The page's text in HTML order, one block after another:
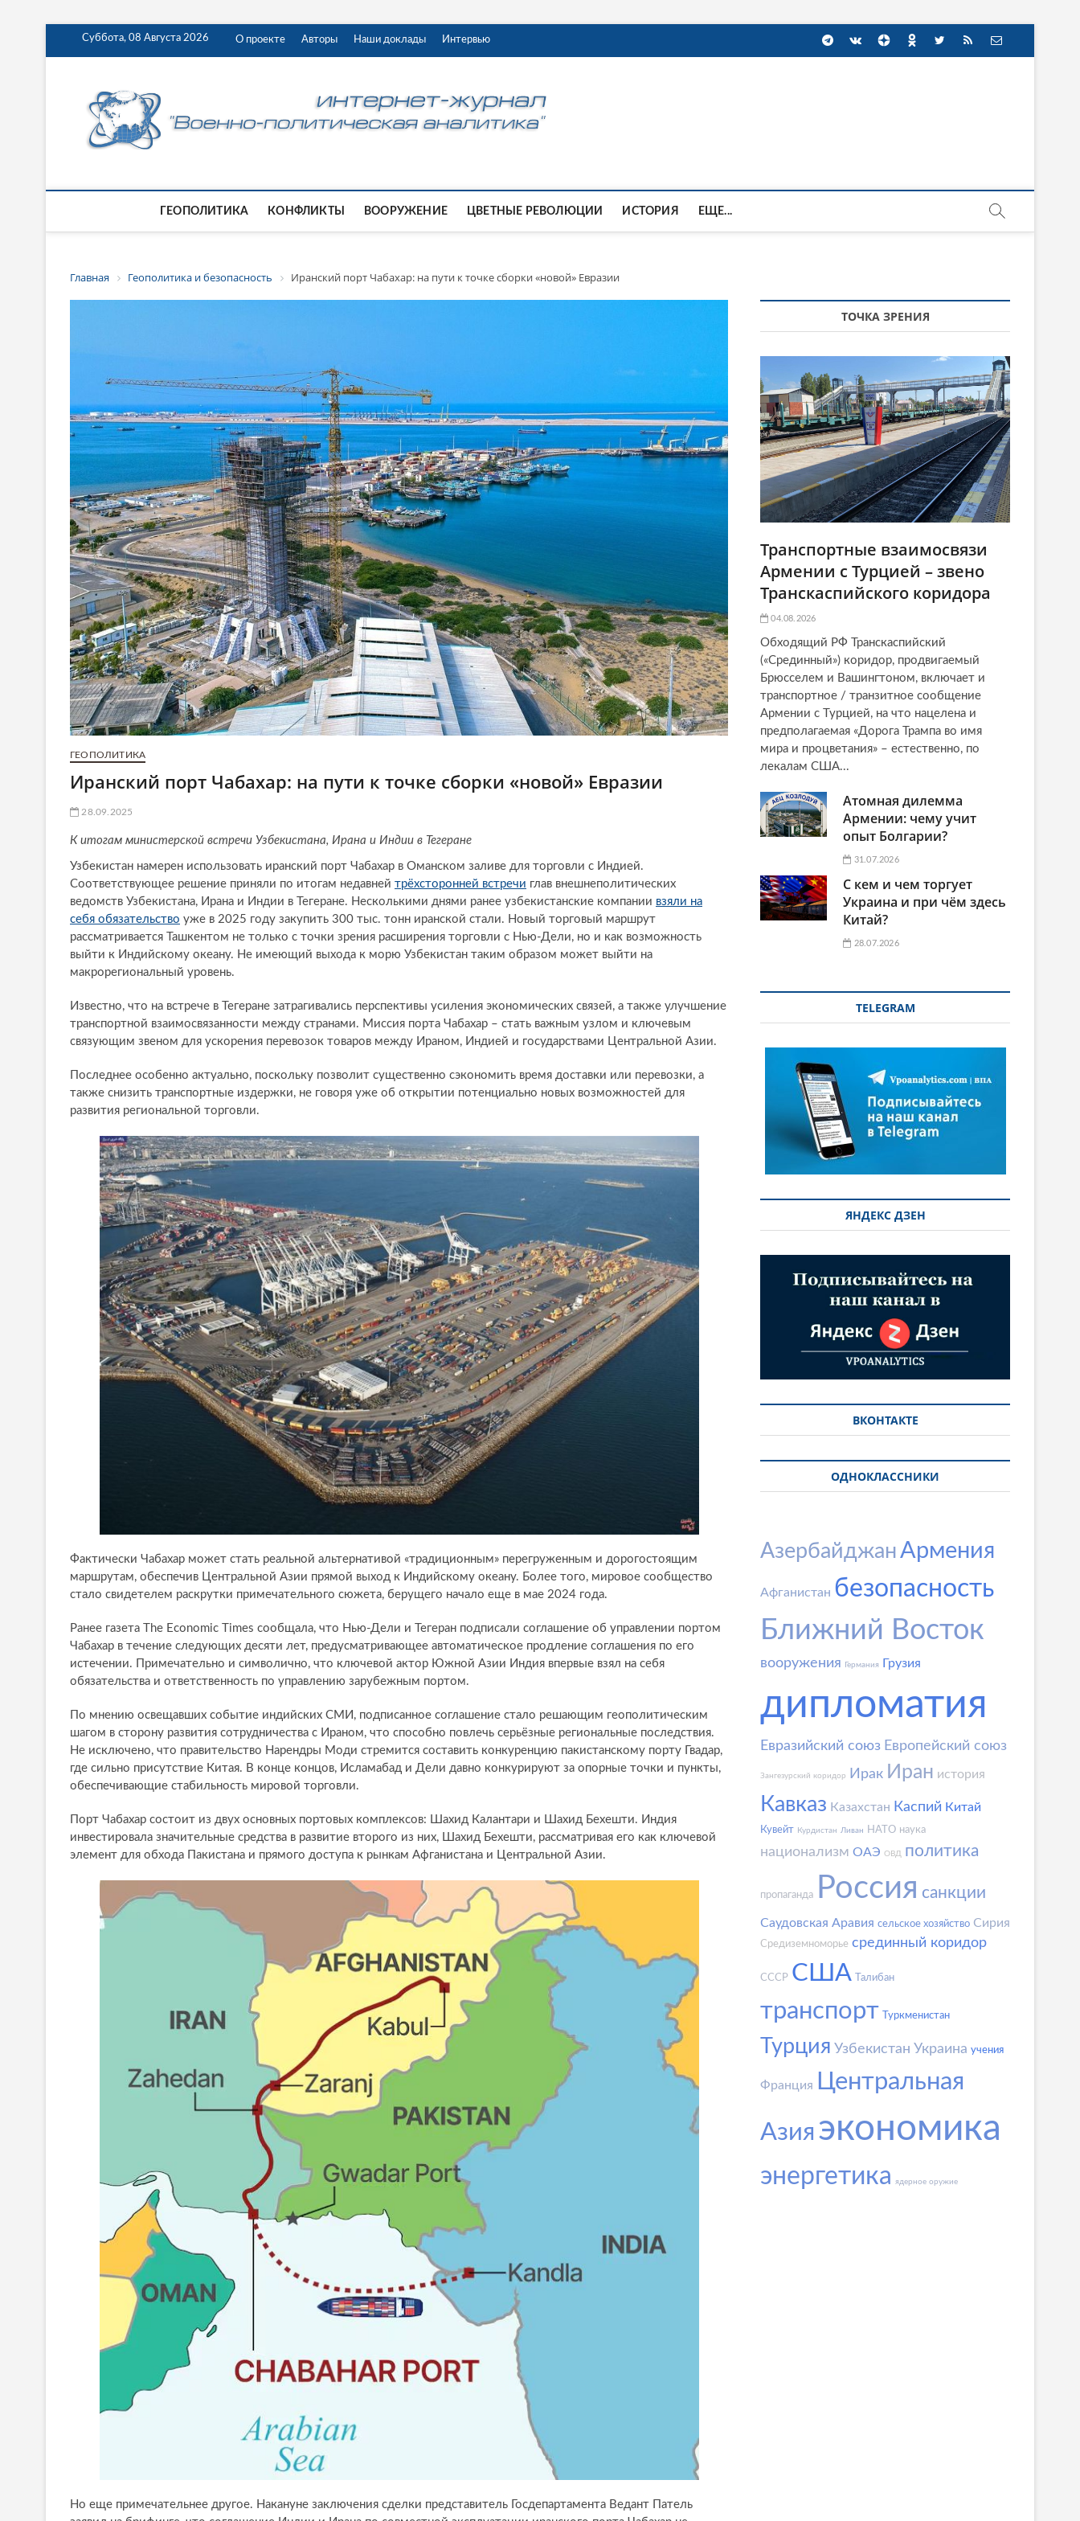
Суббота, 08 Августа 2026 О проекте Авторы Наши доклады Интервью
ГЕОПОЛИТИКА КОНФЛИКТЫ ВООРУЖЕНИЕ ЦВЕТНЫЕ РЕВОЛЮЦИИ ИСТОРИЯ ЕЩЕ...
Главная Геополитика и безопасность Иранский порт Чабахар: на пути к точке сборки «новой» Евразии
ГЕОПОЛИТИКА
Иранский порт Чабахар: на пути к точке сборки «новой» Евразии
28.09.2025
К итогам министерской встречи Узбекистана, Ирана и Индии в Тегеране
Узбекистан намерен использовать иранский порт Чабахар в Оманском заливе для торговли с Индией.
Соответствующее решение приняли по итогам недавней трёхсторонней встречи глав внешнеполитических
ведомств Узбекистана, Ирана и Индии в Тегеране. Несколькими днями ранее узбекистанские компании взяли на
себя обязательство уже в 2025 году закупить 300 тыс. тонн иранской стали. Новый торговый маршрут
рассматривается Ташкентом не только с точки зрения расширения торговли с Нью-Дели, но и как возможность
выйти к Индийскому океану. Не имеющий выхода к морю Узбекистан таким образом может выйти на
макрорегиональный уровень.
Известно, что на встрече в Тегеране затрагивались перспективы усиления экономических связей, а также улучшение
транспортной взаимосвязанности между странами. Миссия порта Чабахар – стать важным узлом и ключевым
связующим звеном для ускорения перевозок товаров между Ираном, Индией и государствами Центральной Азии.
Последнее особенно актуально, поскольку позволит существенно сэкономить время доставки или перевозки, а
также снизить транспортные издержки, не говоря уже об открытии потенциально новых возможностей для
развития региональной торговли.
Фактически Чабахар может стать реальной альтернативой «традиционным» перегруженным и дорогостоящим
маршрутам, обеспечив Центральной Азии прямой выход к Индийскому океану. Более того, мировое сообщество
стало свидетелем раскрутки примечательного сюжета, берущего начало еще в мае 2024 года.
Ранее газета The Economic Times сообщала, что Нью-Дели и Тегеран подписали соглашение об управлении портом
Чабахар в течение следующих десяти лет, предусматривающее автоматическое продление соглашения по его
истечении. Примечательно и символично, что ключевой актор Южной Азии Индия впервые взял на себя
обязательства и ответственность по управлению зарубежным портом.
По мнению освещавших событие индийских СМИ, подписанное соглашение стало решающим геополитическим
шагом в сторону развития сотрудничества с Ираном, что способно повлечь серьёзные региональные последствия.
Не исключено, что правительство Нарендры Моди стремится составить конкуренцию пакистанскому порту Гвадар,
где сильно присутствие Китая. В конце концов, Исламабад и Дели давно конкурируют за опорные точки и пункты,
обеспечивающие стабильность мировой торговли.
Порт Чабахар состоит из двух основных портовых комплексов: Шахид Калантари и Шахид Бехешти. Индия
инвестировала значительные средства в развитие второго из них, Шахид Бехешти, рассматривая его как ключевой
элемент для обхода Пакистана и прямого доступа к рынкам Афганистана и Центральной Азии.
Но еще примечательнее другое. Накануне заключения сделки представитель Госдепартамента Ведант Патель
ТОЧКА ЗРЕНИЯ
Транспортные взаимосвязи
Армении с Турцией – звено
Транскаспийского коридора
04.08.2026
Обходящий РФ Транскаспийский
(«Срединный») коридор, продвигаемый
Брюсселем и Вашингтоном, включает и
транспортное / транзитное сообщение
Армении с Турцией, на что нацелена и
предполагаемая «Дорога Трампа во имя
мира и процветания» – естественно, по
лекалам США...
Атомная дилемма
Армении: чему учит
опыт Болгарии?
31.07.2026
С кем и чем торгует
Украина и при чём здесь
Китай?
28.07.2026
TELEGRAM
ЯНДЕКС ДЗЕН
ВКОНТАКТЕ
ОДНОКЛАССНИКИ
АзербайджанАрмения
Афганистан безопасность
Ближний Восток
вооружения Германия Грузия
дипломатия
Евразийский союз Европейский союз
Зангезурский коридор Ирак Иран история
Кавказ Казахстан Каспий Китай
Кувейт Курдистан Ливан НАТО наука
национализм ОАЭ ОВД политика
пропаганда Россия санкции
Саудовская Аравия сельское хозяйство Сирия
Средиземноморье срединный коридор
СССР США Талибан
транспорт Туркменистан
Турция Узбекистан Украина учения
Франция Центральная
Азия экономика
энергетика ядерное оружие